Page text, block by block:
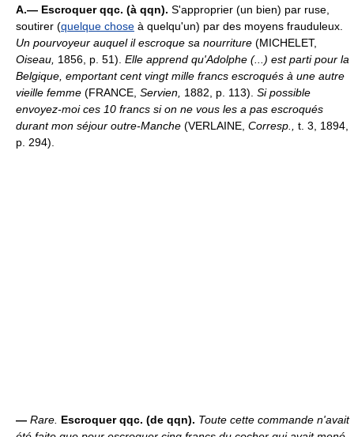
A.— Escroquer qqc. (à qqn). S'approprier (un bien) par ruse,
soutirer (quelque chose à quelqu'un) par des moyens frauduleux.
Un pourvoyeur auquel il escroque sa nourriture (MICHELET,
Oiseau, 1856, p. 51). Elle apprend qu'Adolphe (...) est parti pour la
Belgique, emportant cent vingt mille francs escroqués à une autre
vieille femme (FRANCE, Servien, 1882, p. 113). Si possible
envoyez-moi ces 10 francs si on ne vous les a pas escroqués
durant mon séjour outre-Manche (VERLAINE, Corresp., t. 3, 1894,
p. 294).
— Rare. Escroquer qqc. (de qqn). Toute cette commande n'avait